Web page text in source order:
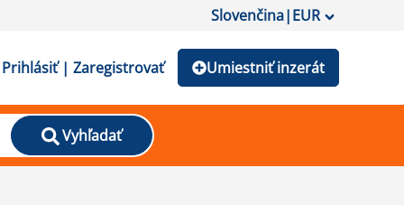
Slovenčina|EUR
Prihlásiť | Zaregistrovať Umiestniť inzerát
Vyhľadať